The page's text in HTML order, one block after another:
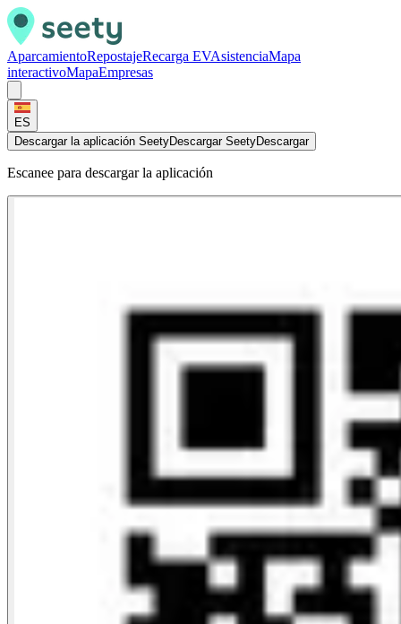
AparcamientoRepostajeRecarga EVAsistenciaMapa
interactivoMapaEmpresas
ES
Descargar la aplicación SeetyDescargar SeetyDescargar
Escanee para descargar la aplicación